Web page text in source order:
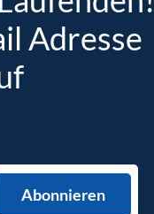
Adresse